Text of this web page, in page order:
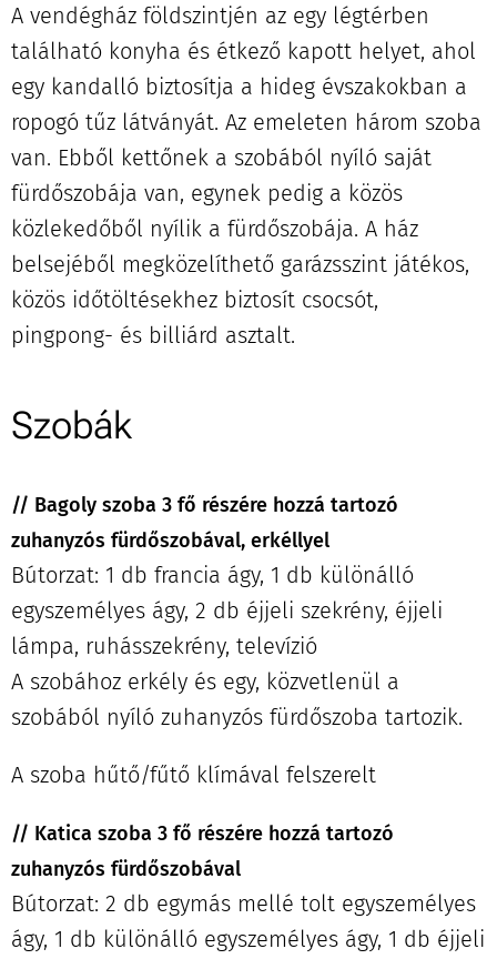
A vendégház földszintjén az egy légtérben
található konyha és étkező kapott helyet, ahol
egy kandalló biztosítja a hideg évszakokban a
ropogó tűz látványát. Az emeleten három szoba
van. Ebből kettőnek a szobából nyíló saját
fürdőszobája van, egynek pedig a közös
közlekedőből nyílik a fürdőszobája. A ház
belsejéből megközelíthető garázsszint játékos,
közös időtöltésekhez biztosít csocsót,
pingpong- és billiárd asztalt.
Szobák
// Bagoly szoba 3 fő részére hozzá tartozó
zuhanyzós fürdőszobával, erkéllyel
Bútorzat: 1 db francia ágy, 1 db különálló
egyszemélyes ágy, 2 db éjjeli szekrény, éjjeli
lámpa, ruhásszekrény, televízió
A szobához erkély és egy, közvetlenül a
szobából nyíló zuhanyzós fürdőszoba tartozik.
A szoba hűtő/fűtő klímával felszerelt
// Katica szoba 3 fő részére hozzá tartozó
zuhanyzós fürdőszobával
Bútorzat: 2 db egymás mellé tolt egyszemélyes
ágy, 1 db különálló egyszemélyes ágy, 1 db éjjeli